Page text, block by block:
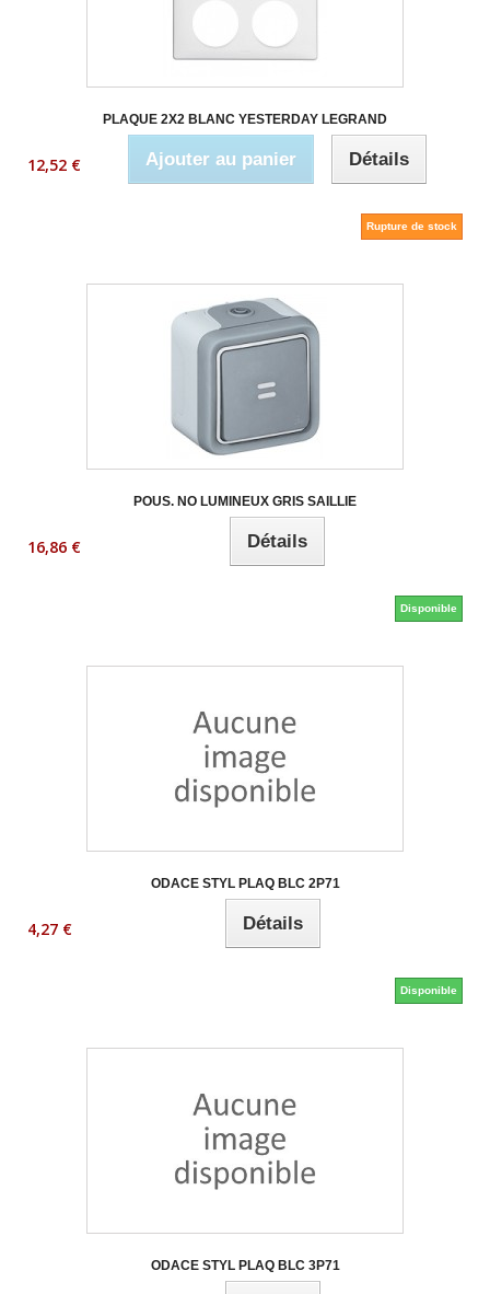
PLAQUE 2X2 BLANC YESTERDAY LEGRAND
12,52 € Ajouter au panier Détails
Rupture de stock
POUS. NO LUMINEUX GRIS SAILLIE
16,86 € Détails
Disponible
ODACE STYL PLAQ BLC 2P71
4,27 € Détails
Disponible
ODACE STYL PLAQ BLC 3P71